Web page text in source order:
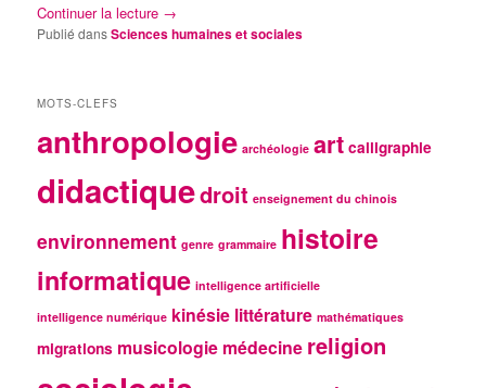
Continuer la lecture →
Publié dansSciences humaines et sociales
MOTS-CLEFS
anthropologie archéologie art calligraphie
didactiquedroit enseignement du chinois
environnement genre grammaire histoire
informatique intelligence artificielle
intelligence numérique kinésie littérature mathématiques
migrations musicologie médecine religion